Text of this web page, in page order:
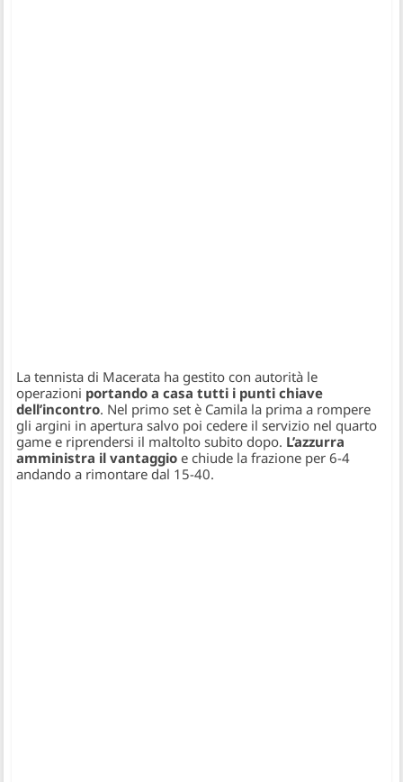
La tennista di Macerata ha gestito con autorità le
operazioni portando a casa tutti i punti chiave
dell’incontro. Nel primo set è Camila la prima a rompere
gli argini in apertura salvo poi cedere il servizio nel quarto
game e riprendersi il maltolto subito dopo. L’azzurra
amministra il vantaggio e chiude la frazione per 6-4
andando a rimontare dal 15-40.